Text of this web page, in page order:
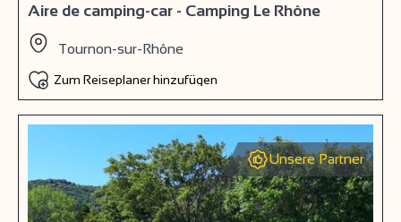
Aire de camping-car - Camping Le Rhône
Tournon-sur-Rhône
Zum Reiseplaner hinzufügen
Unsere Partner